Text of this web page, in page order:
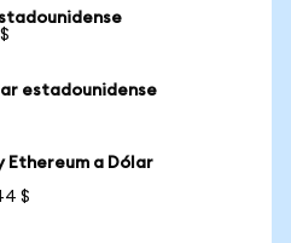
estadounidense
Ethereum a Dólar
$